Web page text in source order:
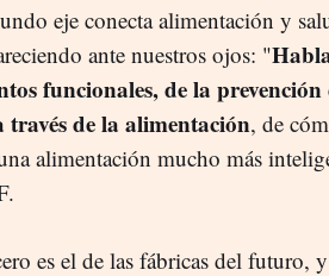
eje conecta alimentación y
ante nuestros ojos: "
funcionales, de la
través de la alimentación, de
alimentación mucho más
es el de las fábricas del futuro,